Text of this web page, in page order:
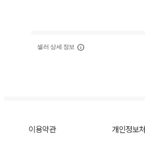
셀러 상세 정보
이용약관 개인정보